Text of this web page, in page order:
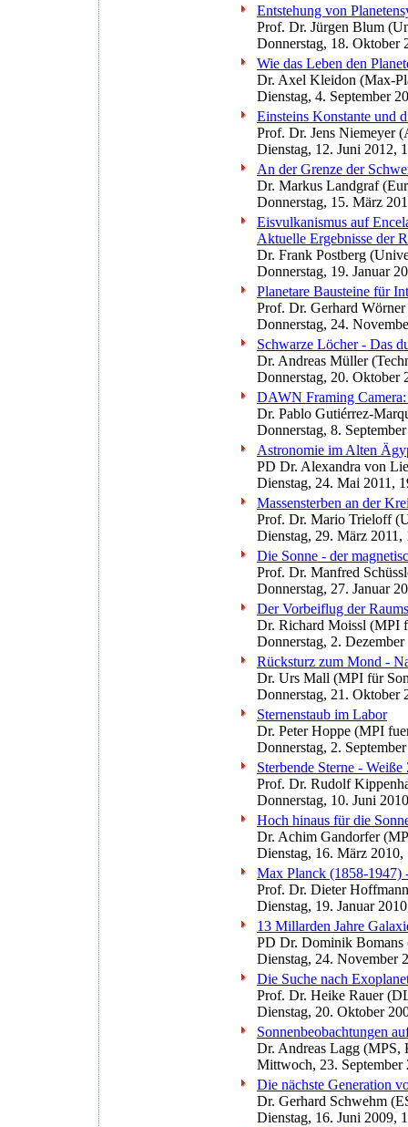
Entstehung von
Prof. Dr. Jürgen Blum
Donnerstag, 18. Oktober
Wie das Leben den
Dr. Axel Kleidon (Max-
Dienstag, 4. September
Einsteins Konstante und
Prof. Dr. Jens Niemeyer
Dienstag, 12. Juni 2012,
An der Grenze der
Dr. Markus Landgraf
Donnerstag, 15. März
Eisvulkanismus auf
Aktuelle Ergebnisse der
Dr. Frank Postberg
Donnerstag, 19. Januar
Planetare Bausteine für
Prof. Dr. Gerhard
Donnerstag, 24.
Schwarze Löcher - Das
Dr. Andreas Müller
Donnerstag, 20. Oktober
DAWN Framing Camera:
Dr. Pablo Gutiérrez-
Donnerstag, 8.
Astronomie im Alten
PD Dr. Alexandra von
Dienstag, 24. Mai 2011,
Massensterben an der
Prof. Dr. Mario Trieloff
Dienstag, 29. März 2011,
Die Sonne - der
Prof. Dr. Manfred
Donnerstag, 27. Januar
Der Vorbeiflug der
Dr. Richard Moissl (MPI
Donnerstag, 2.
Rücksturz zum Mond -
Dr. Urs Mall (MPI für
Donnerstag, 21. Oktober
Sternenstaub im Labor
Dr. Peter Hoppe (MPI
Donnerstag, 2.
Sterbende Sterne -
Prof. Dr. Rudolf
Donnerstag, 10. Juni
Hoch hinaus für die
Dr. Achim Gandorfer
Dienstag, 16. März
Max Planck (1858-
Prof. Dr. Dieter
Dienstag, 19. Januar
13 Millarden Jahre
PD Dr. Dominik
Dienstag, 24. November
Die Suche nach
Prof. Dr. Heike Rauer
Dienstag, 20. Oktober
Sonnenbeobachtungen
Dr. Andreas Lagg (MPS,
Mittwoch, 23. September
Die nächste Generation
Dr. Gerhard Schwehm
Dienstag, 16. Juni 2009,